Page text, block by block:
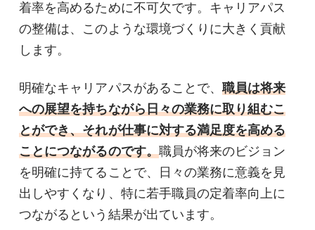
着率を高めるために不可欠です。キャリアパス
の整備は、このような環境づくりに大きく貢献
します。
明確なキャリアパスがあることで、 職員は将来
への展望を持ちながら日々の業務に取り組むこ
とができ、それが仕事に対する満足度を高める
ことにつながるのです。職員が将来のビジョン
を明確に持てることで、日々の業務に意義を見
出しやすくなり、特に若手職員の定着率向上に
つながるという結果が出ています。